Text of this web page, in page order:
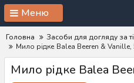
Меню
Головна Засоби для догляду за
Мило рідке Balea Beeren & Vanille,
Мило рідке Balea